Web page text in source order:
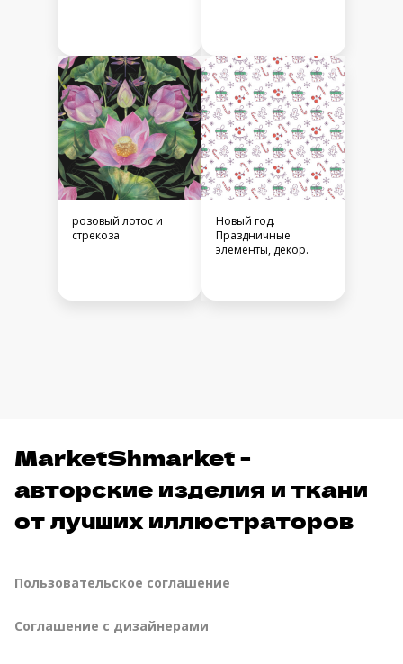
розовый лотос и
стрекоза
Новый год.
Праздничные
элементы, декор.
MarketShmarket -
авторские изделия и ткани
от лучших иллюстраторов
Пользовательское соглашение
Соглашение с дизайнерами